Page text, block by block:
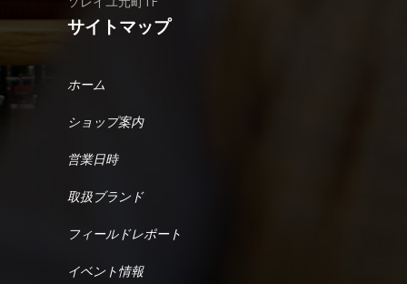
サイトマップ
ホーム
ショップ案内
営業日時
取扱ブランド
フィールドレポート
イベント情報